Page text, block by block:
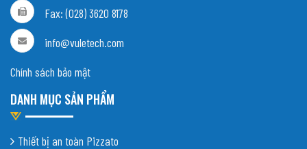
Fax: (028) 3620 8178
info@vuletech.com
Chính sách bảo mật
DANH MỤC SẢN PHẨM
Thiết bị an toàn Pizzato